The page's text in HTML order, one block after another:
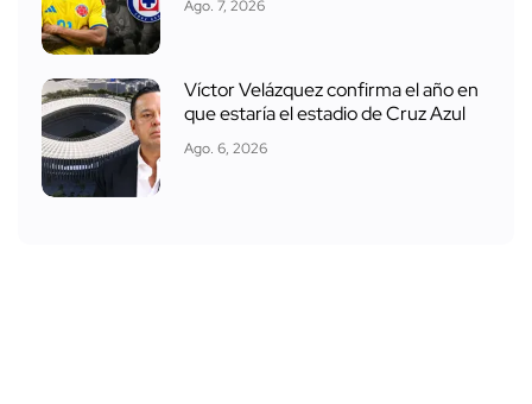
Ago. 7, 2026
Víctor Velázquez confirma el año en
que estaría el estadio de Cruz Azul
Ago. 6, 2026